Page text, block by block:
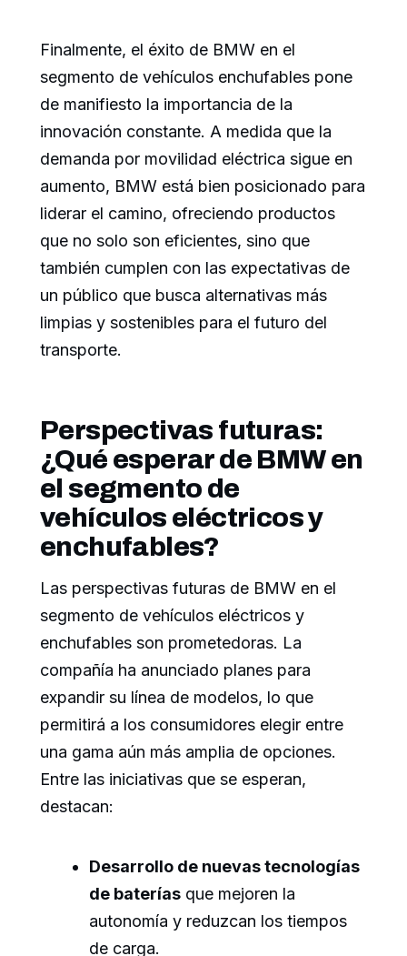
Finalmente, el éxito de BMW en el
segmento de vehículos enchufables pone
de manifiesto la importancia de la
innovación constante. A medida que la
demanda por movilidad eléctrica sigue en
aumento, BMW está bien posicionado para
liderar el camino, ofreciendo productos
que no solo son eficientes, sino que
también cumplen con las expectativas de
un público que busca alternativas más
limpias y sostenibles para el futuro del
transporte.
Perspectivas futuras:
¿Qué esperar de BMW en
el segmento de
vehículos eléctricos y
enchufables?
Las perspectivas futuras de BMW en el
segmento de vehículos eléctricos y
enchufables son prometedoras. La
compañía ha anunciado planes para
expandir su línea de modelos, lo que
permitirá a los consumidores elegir entre
una gama aún más amplia de opciones.
Entre las iniciativas que se esperan,
destacan:
Desarrollo de nuevas tecnologías
de baterías que mejoren la
autonomía y reduzcan los tiempos
de carga.